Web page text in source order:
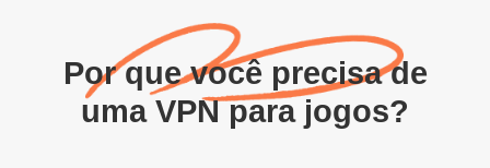
Por que você precisa de
uma VPN para jogos?